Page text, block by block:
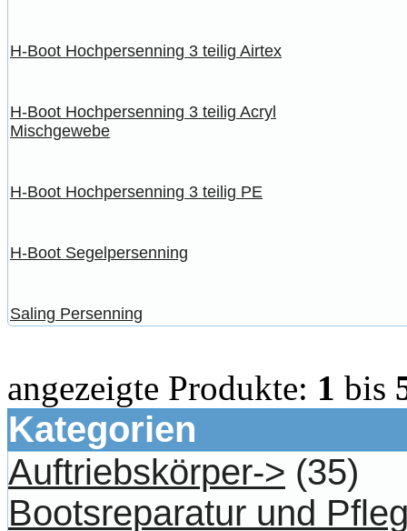
H-Boot Hochpersenning 3 teilig Airtex
H-Boot Hochpersenning 3 teilig Acryl
Mischgewebe
H-Boot Hochpersenning 3 teilig PE
H-Boot Segelpersenning
Saling Persenning
angezeigte Produkte: 1 bis
Kategorien
Auftriebskörper-> (35)
Bootsreparatur und